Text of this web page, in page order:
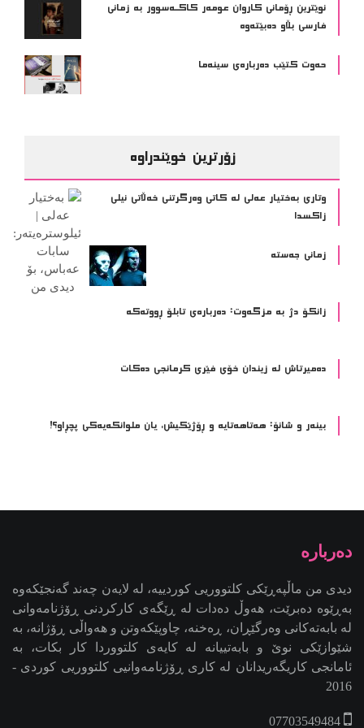
نوێترين ڕۆمانى كاروان عومەر كاكـەسوور بە زمانى
فارسى بڵاو دەبێتەوە
حەوت کتێب دەربارەی سینەما
زۆرترین خوێندراوە
وتاری بەختیار عەلی لە کاتی وەرگرتنی خەڵاتی نیلی
زاکسدا
زمانی جەستە
زانکۆ دژ بە مزگەوت: دەربارەى تابلۆ ڕووتەکە
ده‌میرتاش له‌ زیندان خۆی فێری كرمانجی ده‌كات
بینەر و شانۆ: هەتاھەتایە و ڕۆژێکیش، یان ملوانکەیەکی پچڕاو؟!
دیدی من ماڵپەڕێکی کلتووریی کوردییە، لە لایەن چەند گەنجێكه‌وه‌
بەڕێوە دەبرێت، هەوڵ دەدات لە ڕێگەی کارکردنی ڕۆژنامەوانی
لە بابەتەکانی وەرگێڕان، ڕەخنە، چاوپێکەوتن و هەواڵی ڕۆژانە، بە
شێوازێکی نوێ و بابەتییانە لە کایەی کلتووردا کار بکات، بە
ئامانجی کاریگەریدانان لە کاری ڕۆژنامەوانیی کلتووریی کوردی -
2016
07703549484